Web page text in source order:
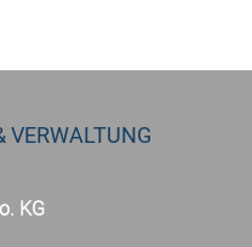
VERWALTUNG
KG